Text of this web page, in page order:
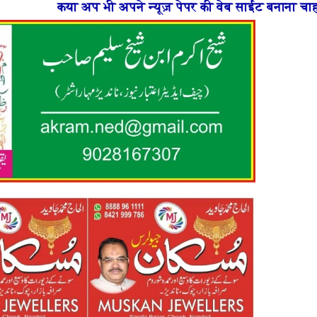
भी अपने न्यूज़ पेपर की वेब साईट बनाना चाहते है या फिर न्यूज़